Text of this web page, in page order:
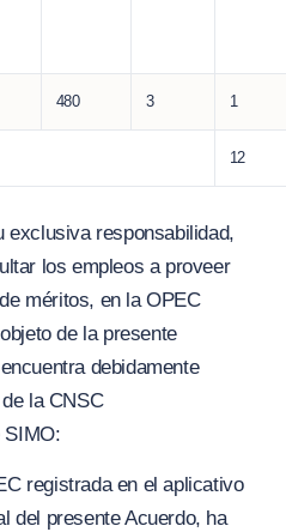
480 3 1
12
exclusiva responsabilidad,
los empleos a proveer
méritos, en la OPEC
de la presente
debidamente
la CNSC
SIMO:
registrada en el aplicativo
del presente Acuerdo, ha